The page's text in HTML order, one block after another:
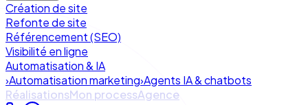
Création de site
Refonte de site
Référencement (SEO)
Visibilité en ligne
Automatisation & IA
›Automatisation marketing›Agents IA & chatbots
RéalisationsMon processAgence